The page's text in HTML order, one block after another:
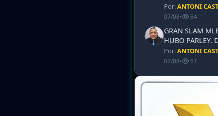
Por:ANTONI
07/08• 84
GRAN SLAM
HUBO PARLEY.
Por:ANTONI
07/08• 67